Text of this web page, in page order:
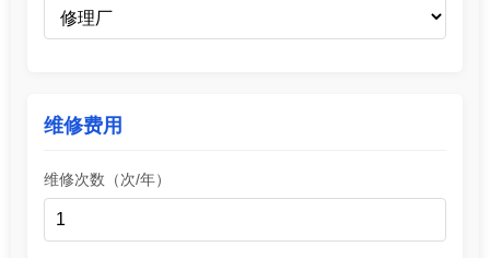
维修费用
维修次数（次/年）